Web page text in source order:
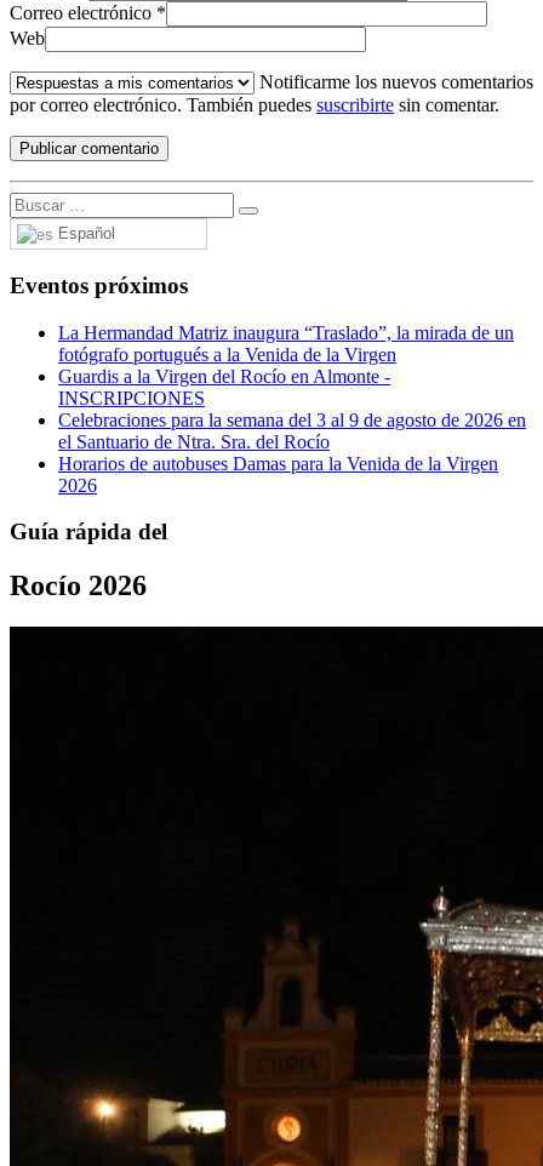
Correo electrónico *
Web
Notificarme los nuevos comentarios
por correo electrónico. También puedes suscribirte sin comentar.
Español
Eventos próximos
La Hermandad Matriz inaugura “Traslado”, la mirada de un
fotógrafo portugués a la Venida de la Virgen
Guardis a la Virgen del Rocío en Almonte -
INSCRIPCIONES
Celebraciones para la semana del 3 al 9 de agosto de 2026 en
el Santuario de Ntra. Sra. del Rocío
Horarios de autobuses Damas para la Venida de la Virgen
2026
Guía rápida del
Rocío 2026